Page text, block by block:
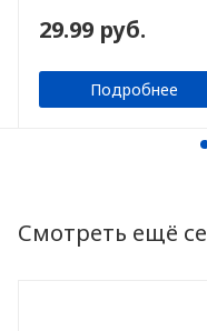
29.99 руб.
Подробнее
Смотреть ещё